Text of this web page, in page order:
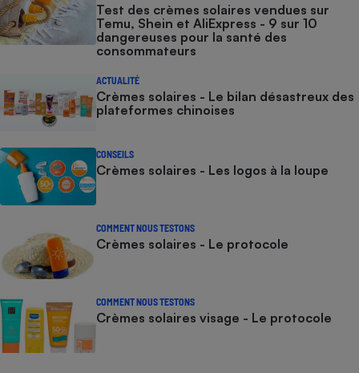
Test des crèmes solaires vendues sur
Temu, Shein et AliExpress - 9 sur 10
dangereuses pour la santé des
consommateurs
ACTUALITÉ
Crèmes solaires - Le bilan désastreux des
plateformes chinoises
CONSEILS
Crèmes solaires - Les logos à la loupe
COMMENT NOUS TESTONS
Crèmes solaires - Le protocole
COMMENT NOUS TESTONS
Crèmes solaires visage - Le protocole